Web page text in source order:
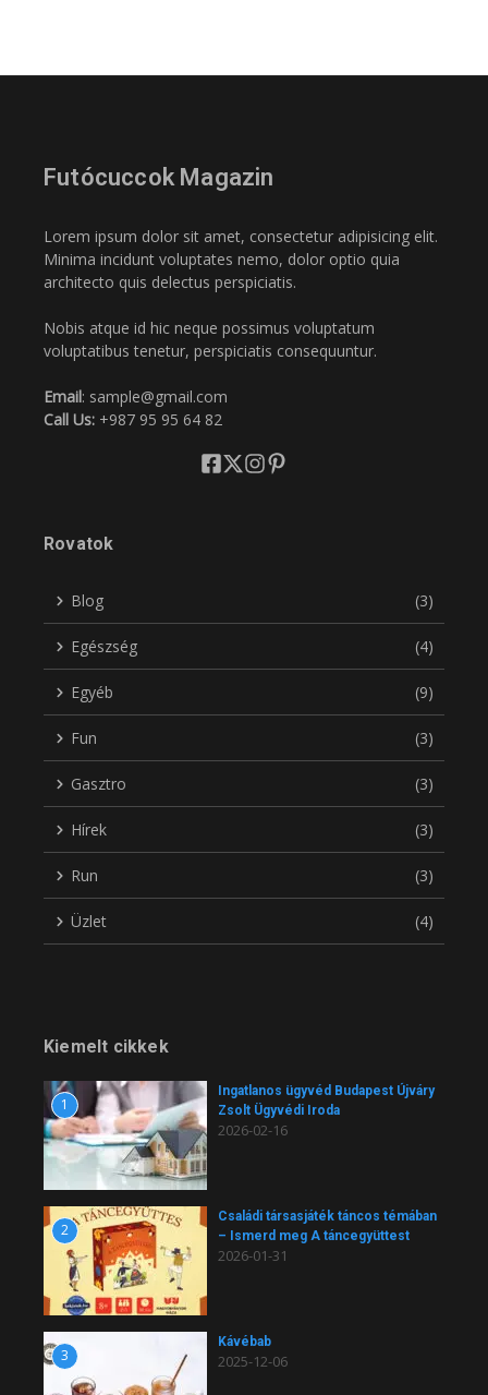
Futócuccok Magazin
Lorem ipsum dolor sit amet, consectetur adipisicing elit.
Minima incidunt voluptates nemo, dolor optio quia
architecto quis delectus perspiciatis.
Nobis atque id hic neque possimus voluptatum
voluptatibus tenetur, perspiciatis consequuntur.
Email: sample@gmail.com
Call Us: +987 95 95 64 82
Rovatok
Blog (3)
Egészség (4)
Egyéb (9)
Fun (3)
Gasztro (3)
Hírek (3)
Run (3)
Üzlet (4)
Kiemelt cikkek
1
Ingatlanos ügyvéd Budapest Újváry
Zsolt Ügyvédi Iroda
2026-02-16
2
Családi társasjáték táncos témában
– Ismerd meg A táncegyüttest
2026-01-31
3
Kávébab
2025-12-06